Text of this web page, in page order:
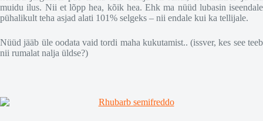
muidu ilus. Nii et lõpp hea, kõik hea. Ehk ma nüüd lubasin iseendale
pühalikult teha asjad alati 101% selgeks – nii endale kui ka tellijale.
Nüüd jääb üle oodata vaid tordi maha kukutamist.. (issver, kes see teeb
nii rumalat nalja üldse?)